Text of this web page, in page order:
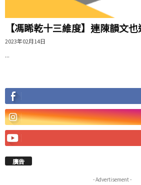
【馮睎乾十三維度】連陳韻文
2023年02月14日
...
廣告
- Advertisement -